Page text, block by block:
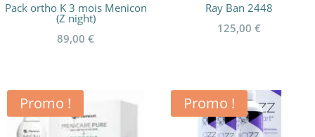
Pack ortho K 3 mois Menicon
(Z night)
89,00€
Ray Ban 2448
125,00€
Promo ! Promo !